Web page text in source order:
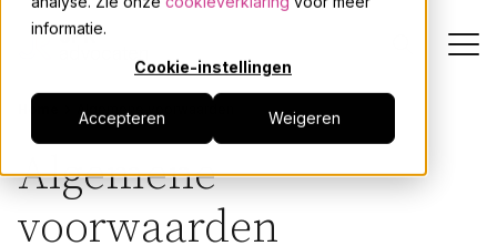
informatie.
Cookie-instellingen
Accepteren Weigeren
Dienstverlening
Onze mensen
Algemene voorwaarden
Algemene
voorwaarden